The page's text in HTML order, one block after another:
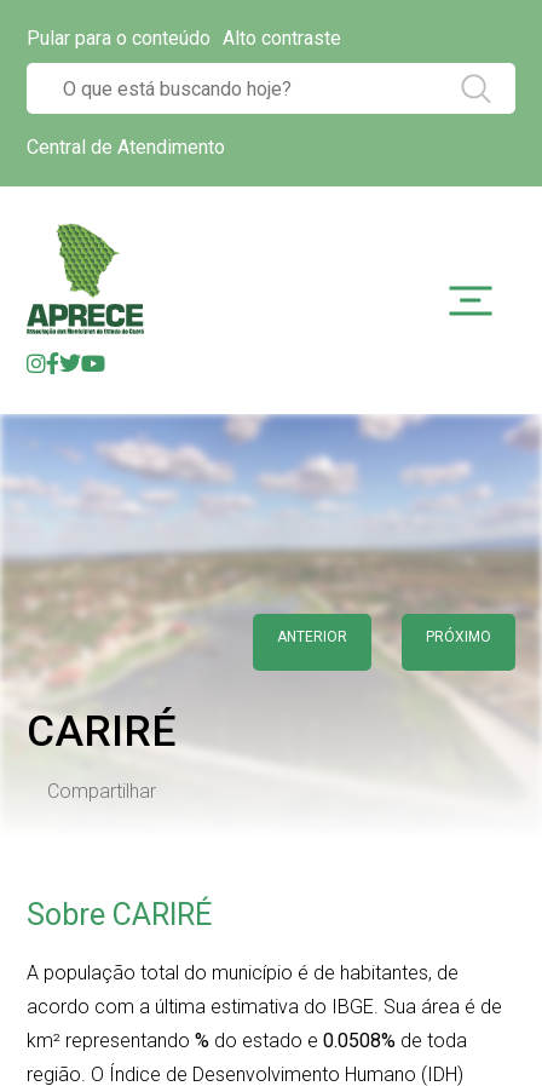
Pular para o conteúdo Alto contraste
Central de Atendimento
ANTERIOR PRÓXIMO
CARIRÉ
Compartilhar
Sobre CARIRÉ
A população total do município é de habitantes, de
acordo com a última estimativa do IBGE. Sua área é de
km² representando % do estado e 0.0508% de toda
região. O Índice de Desenvolvimento Humano (IDH)